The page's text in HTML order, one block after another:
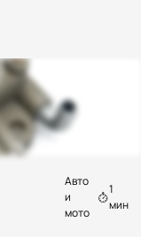
Авто
и
мото
1
мин